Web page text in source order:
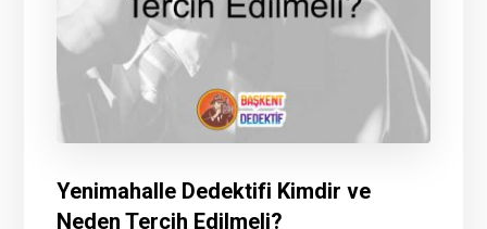
Yenimahalle Dedektifi Kimdir ve
Neden Tercih Edilmeli?